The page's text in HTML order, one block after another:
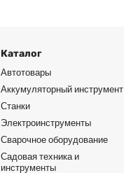
Каталог
Автотовары
Аккумуляторный инструмент
Станки
Электроинструменты
Сварочное оборудование
Садовая техника и
инструменты